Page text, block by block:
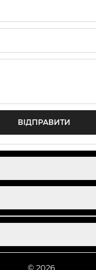
ВІДПРАВИТИ
© 2026